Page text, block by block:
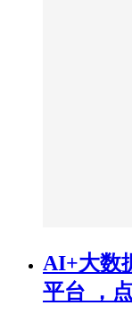
AI+大数
平台 ，